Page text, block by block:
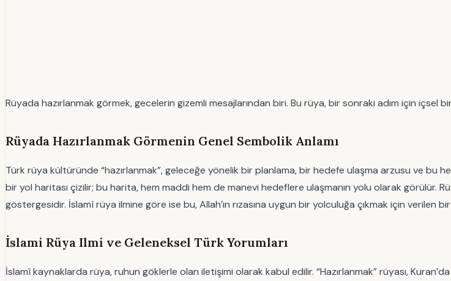
Rüyada hazırlanmak görmek, gecelerin gizemli mesajlarından biri. Bu rüya, bir sonraki adım için içsel
Rüyada Hazırlanmak Görmenin Genel Sembolik Anlamı
Türk rüya kültüründe “hazırlanmak”, geleceğe yönelik bir planlama, bir hedefe ulaşma arzusu ve bu
bir yol haritası çizilir; bu harita, hem maddi hem de manevi hedeflere ulaşmanın yolu olarak görülür.
göstergesidir. İslamî rüya ilmine göre ise bu, Allah’ın rızasına uygun bir yolculuğa çıkmak için verilen
İslami Rüya Ilmi ve Geleneksel Türk Yorumları
İslamî kaynaklarda rüya, ruhun göklerle olan iletişimi olarak kabul edilir. “Hazırlanmak” rüyası,